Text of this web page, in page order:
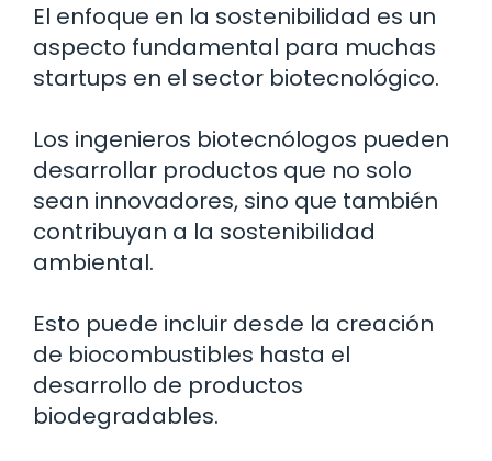
El enfoque en la sostenibilidad es un
aspecto fundamental para muchas
startups en el sector biotecnológico.
Los ingenieros biotecnólogos pueden
desarrollar productos que no solo
sean innovadores, sino que también
contribuyan a la sostenibilidad
ambiental.
Esto puede incluir desde la creación
de biocombustibles hasta el
desarrollo de productos
biodegradables.